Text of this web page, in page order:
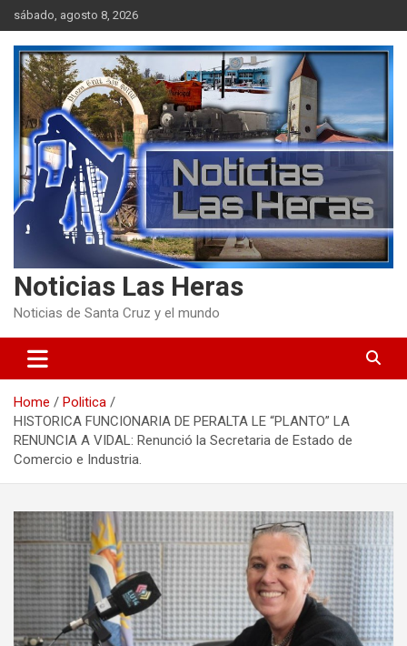
Skip
to
content
sábado, agosto 8, 2026
Noticias Las Heras
Noticias de Santa Cruz y el mundo
Home
Politica
HISTORICA FUNCIONARIA DE PERALTA LE “PLANTO” LA
RENUNCIA A VIDAL: Renunció la Secretaria de Estado de
Comercio e Industria.